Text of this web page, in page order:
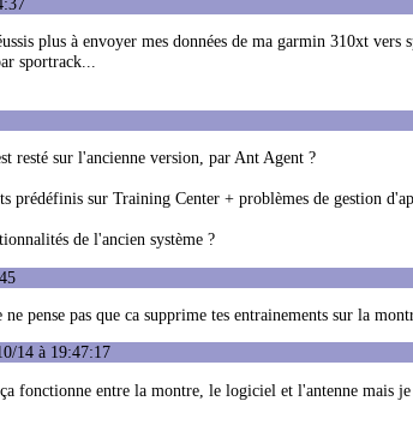
plus à envoyer mes données de ma garmin 310xt vers
sportrack...
resté sur l'ancienne version, par Ant Agent ?
sur Training Center + problèmes de gestion
de l'ancien système ?
pense pas que ca supprime tes entrainements sur la
14 à 19:47:17
entre la montre, le logiciel et l'antenne mais je